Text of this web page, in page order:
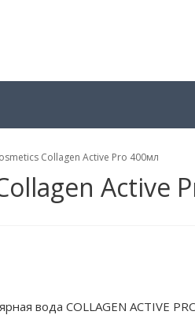
Collagen Active Pro 400мл
Active
вода COLLAGEN ACTIVE